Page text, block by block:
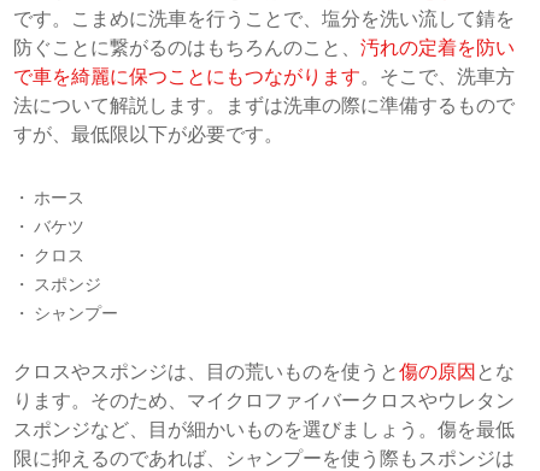
です。こまめに洗車を行うことで、塩分を洗い流して錆を
防ぐことに繋がるのはもちろんのこと、汚れの定着を防い
で車を綺麗に保つことにもつながります。そこで、洗車方
法について解説します。まずは洗車の際に準備するもので
すが、最低限以下が必要です。
ホース
バケツ
クロス
スポンジ
シャンプー
クロスやスポンジは、目の荒いものを使うと傷の原因 とな
ります。そのため、マイクロファイバークロスやウレタン
スポンジなど、目が細かいものを選びましょう。傷を最低
限に抑えるのであれば、シャンプーを使う際もスポンジは